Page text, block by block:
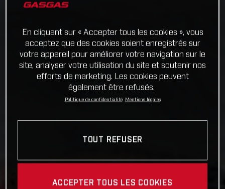
En cliquant sur « Accepter tous les cookies », vous
acceptez que des cookies soient enregistrés sur
votre appareil pour améliorer votre navigation sur le
site, analyser votre utilisation du site et soutenir nos
efforts de marketing. Les cookies peuvent
également être refusés.
Politique de confidentialité Mentions légales
TOUT REFUSER
ACCEPTER TOUS LES COOKIES